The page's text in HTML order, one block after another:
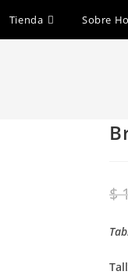
Tienda Sobre
$